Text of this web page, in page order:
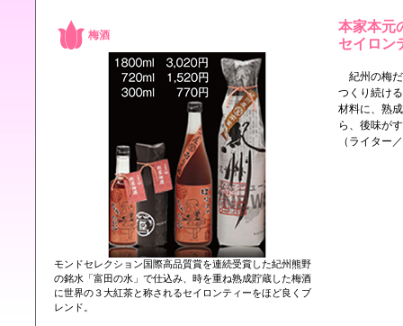
梅酒
モンドセレクション国際高品質賞を連続受賞した紀州熊野
の銘水「富田の水」で仕込み、時を重ね熟成貯蔵した梅酒
に世界の３大紅茶と称されるセイロンティーをほど良くブ
レンド。
本家本元
セイロン
紀州の梅だ
つくり続け
材料に、熟
ら、後味が
（ライター